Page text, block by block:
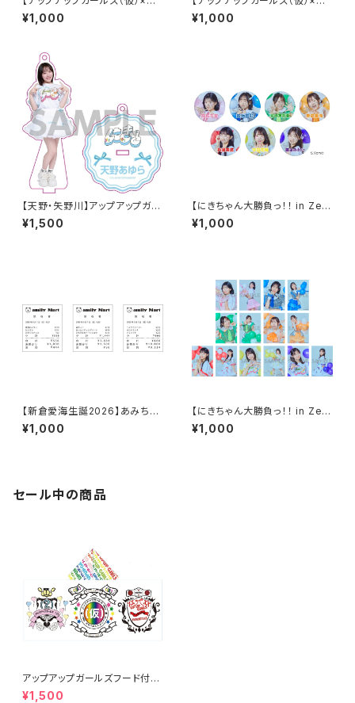
（２）】2Lポートレート（夜公演）
¥1,000
（２）】2Lポートレート（昼公演）
¥1,000
【天野・矢野川】アップアップガー
ルズ（２） アクリルスタンドキー
ホルダー
¥1,500
【にきちゃん大勝負っ！！ in Zep
p DiverCity】にきちゃん新体制
スタンド缶バッジ
¥1,000
【新倉愛海生誕2026】あみちゃ
ん先生がコンビニで買ったお昼
のご飯のレシート
¥1,000
【にきちゃん大勝負っ！！ in Zep
p DiverCity】にきちゃん新体制
L判ランダム生写真(2枚入)
¥1,000
セール中の商品
アップアップガールズフード付き
タオル
¥1,500